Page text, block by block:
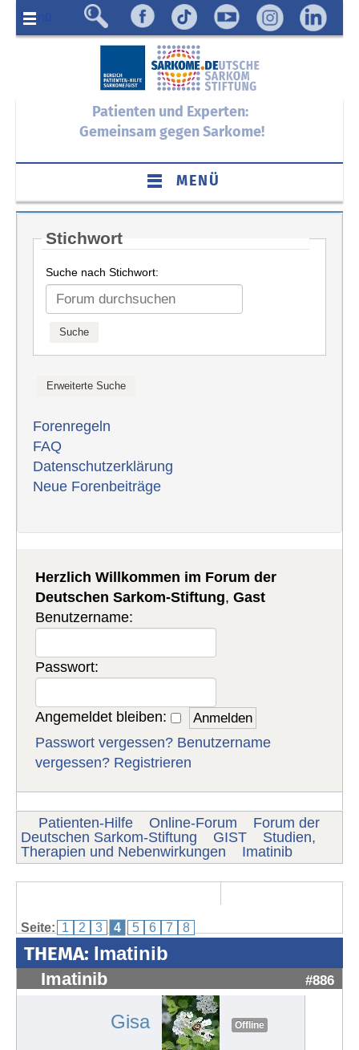
Menü
Patienten und Experten:
Gemeinsam gegen Sarkome!
MENÜ
Stichwort
Suche nach Stichwort:
Forenregeln
FAQ
Datenschutzerklärung
Neue Forenbeiträge
Herzlich Willkommen im Forum der
Deutschen Sarkom-Stiftung,Gast
Benutzername:
Passwort:
Angemeldet bleiben:
Passwort vergessen? Benutzername
vergessen? Registrieren
Patienten-Hilfe Online-Forum
Forum der
Deutschen Sarkom-Stiftung
GIST
Studien,
Therapien und Nebenwirkungen
Imatinib
Seite: 1 2 3 4 5 6 7 8
THEMA: Imatinib
Imatinib #886
Gisa Offline